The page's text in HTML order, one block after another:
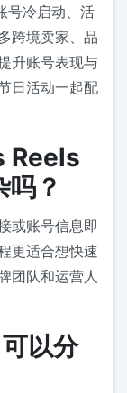
号冷启动、活
跨境卖家、品
升账号表现与
日活动一起配
Reels
？
或账号信息即
更适合想快速
团队和运营人
以分